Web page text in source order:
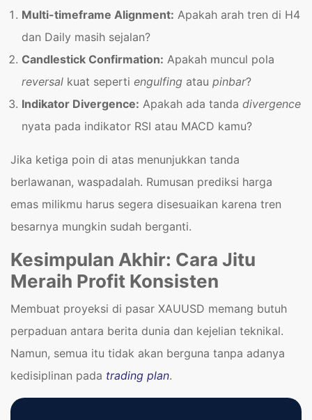
Multi-timeframe Alignment: Apakah arah tren di H4
dan Daily masih sejalan?
Candlestick Confirmation: Apakah muncul pola
reversal kuat seperti engulfing atau pinbar?
Indikator Divergence: Apakah ada tanda divergence
nyata pada indikator RSI atau MACD kamu?
Jika ketiga poin di atas menunjukkan tanda
berlawanan, waspadalah. Rumusan prediksi harga
emas milikmu harus segera disesuaikan karena tren
besarnya mungkin sudah berganti.
Kesimpulan Akhir: Cara Jitu
Meraih Profit Konsisten
Membuat proyeksi di pasar XAUUSD memang butuh
perpaduan antara berita dunia dan kejelian teknikal.
Namun, semua itu tidak akan berguna tanpa adanya
kedisiplinan pada trading plan.